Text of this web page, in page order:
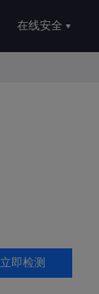
在线安全
立即检测